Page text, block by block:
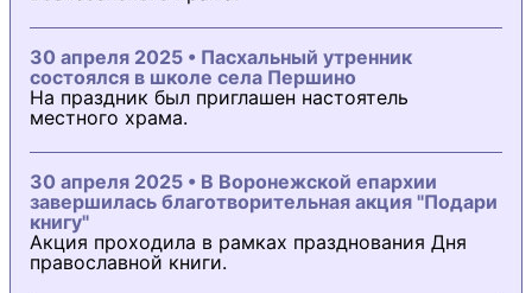
30 апреля 2025 • Пасхальный утренник
состоялся в школе села Першино
На праздник был приглашен настоятель
местного храма.
30 апреля 2025 • В Воронежской епархии
завершилась благотворительная акция "Подари
книгу"
Акция проходила в рамках празднования Дня
православной книги.